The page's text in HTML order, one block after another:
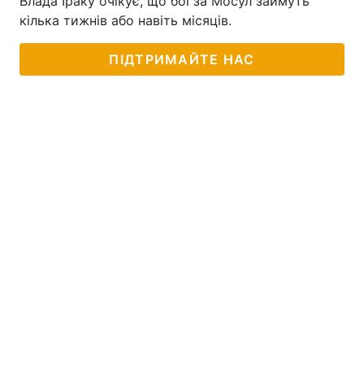
кілька тижнів або навіть місяців.
ПІДТРИМАЙТЕ НАС